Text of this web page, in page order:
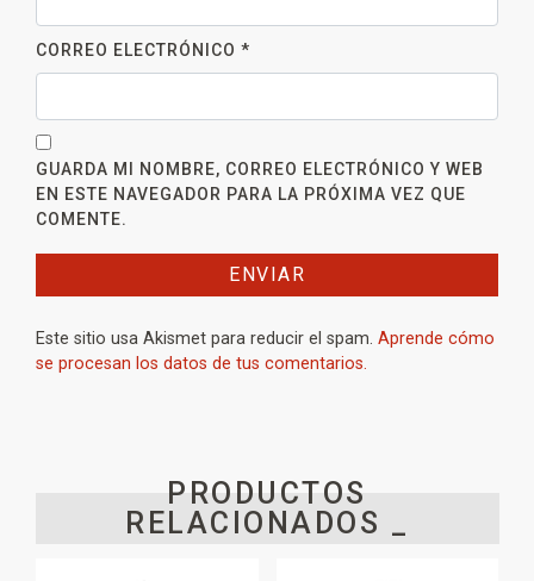
CORREO ELECTRÓNICO *
GUARDA MI NOMBRE, CORREO ELECTRÓNICO Y WEB
EN ESTE NAVEGADOR PARA LA PRÓXIMA VEZ QUE
COMENTE.
Este sitio usa Akismet para reducir el spam. Aprende cómo
se procesan los datos de tus comentarios.
PRODUCTOS
RELACIONADOS _